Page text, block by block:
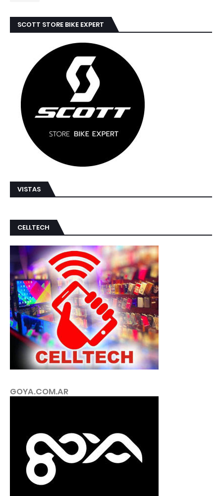
SCOTT STORE BIKE EXPERT
VISTAS
CELLTECH
GOYA.COM.AR